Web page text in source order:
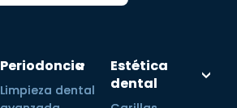
Periodoncia
Limpieza dental
Estética
dental